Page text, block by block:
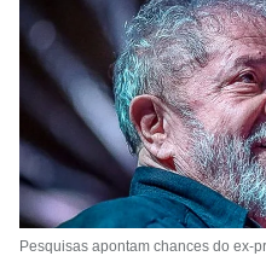
Pesquisas apontam chances do ex-